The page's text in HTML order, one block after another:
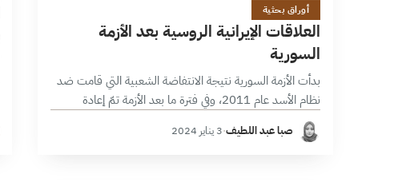
أوراق بحثية
العلاقات الإيرانية الروسية بعد الأزمة
السورية
بدأت الأزمة السورية نتيجة الانتفاضة الشعبية التي قامت ضد
نظام الأسد عام 2011، وفي فترة ما بعد الأزمة تمّ إعادة
تشكيل العديد من العلاقات الدولية ومن أهم هذه العلاقات،
هي… صبا عبد اللطيف·3 يناير 2024